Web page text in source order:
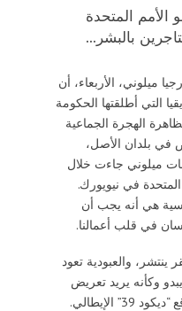
الأمم المتحدة
بالبشر...
ميلوني، الأربعاء، أن
التي أطلقتها الحكومة
الهجرة الجماعية
في بلدان الأصل،
ميلوني جاءت خلال
المتحدة في نيويورك.
هي أنه يجب أن
في قلب أعمالنا.
ينتشر، والعبودية تعود
وكأنه يريد تعريض
الإيطالي.